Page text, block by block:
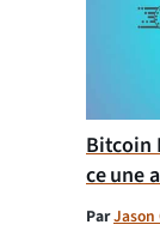
Bitcoin
ce une
ParJason